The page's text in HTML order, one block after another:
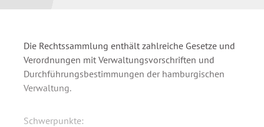
Die Rechtssammlung enthält zahlreiche Gesetze und
Verordnungen mit Verwaltungsvorschriften und
Durchführungsbestimmungen der hamburgischen
Verwaltung.
Schwerpunkte: